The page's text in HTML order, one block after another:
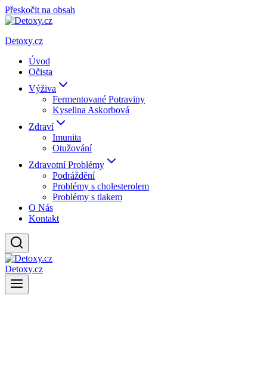
Přeskočit na obsah
Detoxy.cz
Úvod
Očista
Výživa
Fermentované Potraviny
Kyselina Askorbová
Zdraví
Imunita
Otužování
Zdravotní Problémy
Podráždění
Problémy s cholesterolem
Problémy s tlakem
O Nás
Kontakt
Detoxy.cz